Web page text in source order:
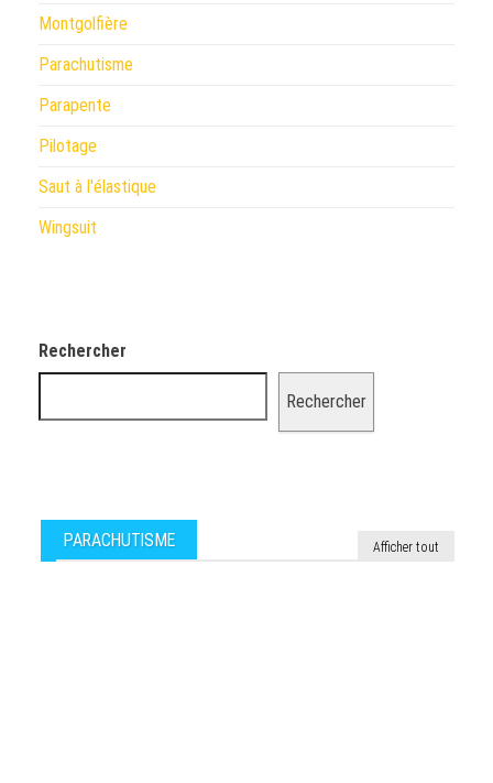
Montgolfière
Parachutisme
Parapente
Pilotage
Saut à l'élastique
Wingsuit
Rechercher
Rechercher
PARACHUTISME Afficher tout